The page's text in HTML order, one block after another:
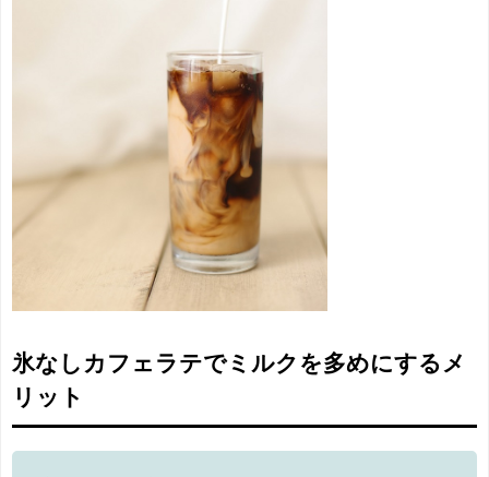
氷なしカフェラテでミルクを多めにするメ
リット